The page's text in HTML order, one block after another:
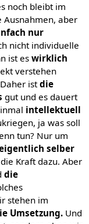
noch bleibt im
Ausnahmen, aber
nur
nicht individuelle
ist eswirklich
verstehen
istdie
gut und es dauert
intellektuell
ja was soll
tun? Nur um
selber
Kraft dazu. Aber
die
stehen im
Umsetzung.Und